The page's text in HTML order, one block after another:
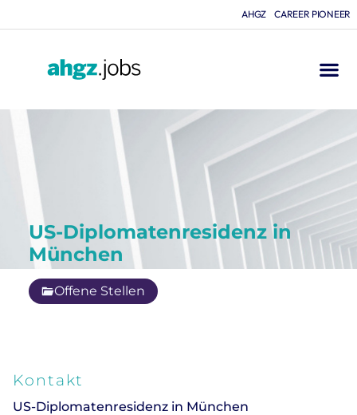
AHGZ CAREER PIONEER
US-Diplomatenresidenz in
München
Offene Stellen
Kontakt
US-Diplomatenresidenz in München